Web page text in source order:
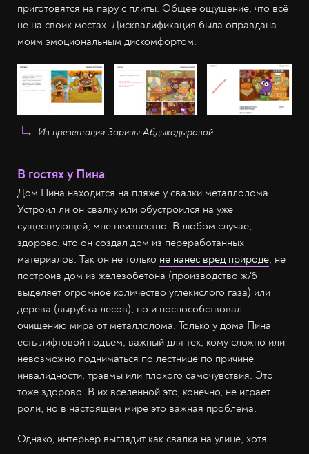
приготовятся на пару с плиты. Общее ощущение, что всё
не на своих местах. Дисквалификация была оправдана
моим эмоциональным дискомфортом.
Из презентации Зарины Абдыкадыровой
В гостях у Пина
Дом Пина находится на пляже у свалки металлолома.
Устроил ли он свалку или обустроился на уже
существующей, мне неизвестно. В любом случае,
здорово, что он создал дом из переработанных
материалов. Так он не только не нанёс вред природе, не
построив дом из железобетона (производство ж/б
выделяет огромное количество углекислого газа) или
дерева (вырубка лесов), но и поспособствовал
очищению мира от металлолома. Только у дома Пина
есть лифтовой подъём, важный для тех, кому сложно или
невозможно подниматься по лестнице по причине
инвалидности, травмы или плохого самочувствия. Это
тоже здорово. В их вселенной это, конечно, не играет
роли, но в настоящем мире это важная проблема.
Однако, интерьер выглядит как свалка на улице, хотя